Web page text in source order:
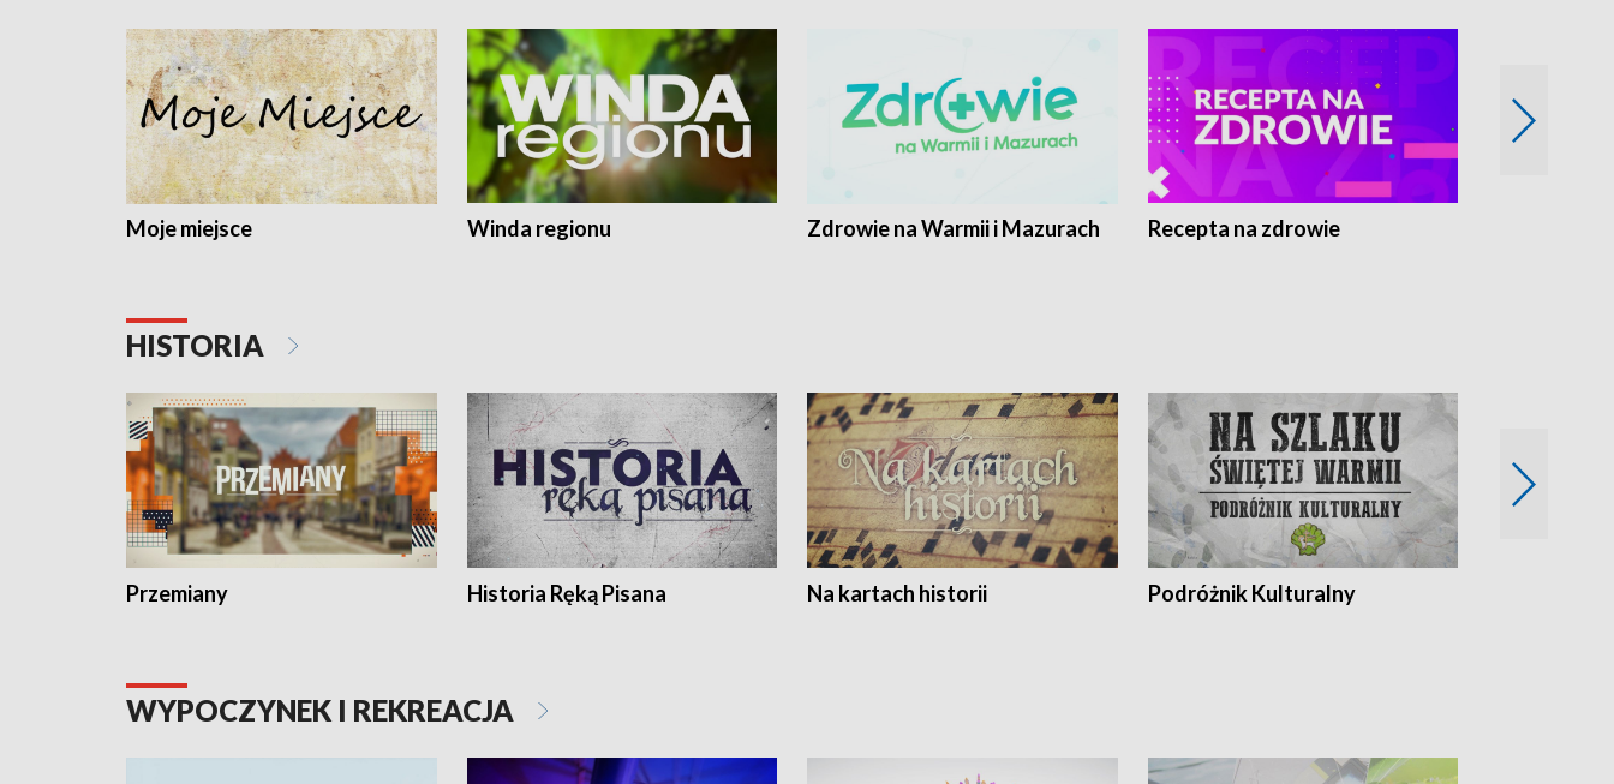
Moje miejsce Winda regionu Zdrowie na Warmii i Mazurach Recepta na zdrowie
HISTORIA
Przemiany Historia Ręką Pisana Na kartach historii Podróżnik Kulturalny
WYPOCZYNEK I REKREACJA